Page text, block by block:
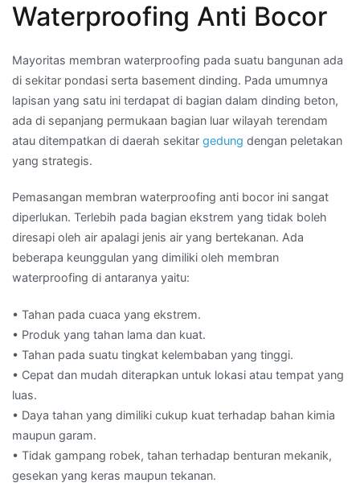
Waterproofing Anti Bocor
Mayoritas membran waterproofing pada suatu bangunan ada
di sekitar pondasi serta basement dinding. Pada umumnya
lapisan yang satu ini terdapat di bagian dalam dinding beton,
ada di sepanjang permukaan bagian luar wilayah terendam
atau ditempatkan di daerah sekitar gedung dengan peletakan
yang strategis.
Pemasangan membran waterproofing anti bocor ini sangat
diperlukan. Terlebih pada bagian ekstrem yang tidak boleh
diresapi oleh air apalagi jenis air yang bertekanan. Ada
beberapa keunggulan yang dimiliki oleh membran
waterproofing di antaranya yaitu:
• Tahan pada cuaca yang ekstrem.
• Produk yang tahan lama dan kuat.
• Tahan pada suatu tingkat kelembaban yang tinggi.
• Cepat dan mudah diterapkan untuk lokasi atau tempat yang
luas.
• Daya tahan yang dimiliki cukup kuat terhadap bahan kimia
maupun garam.
• Tidak gampang robek, tahan terhadap benturan mekanik,
gesekan yang keras maupun tekanan.